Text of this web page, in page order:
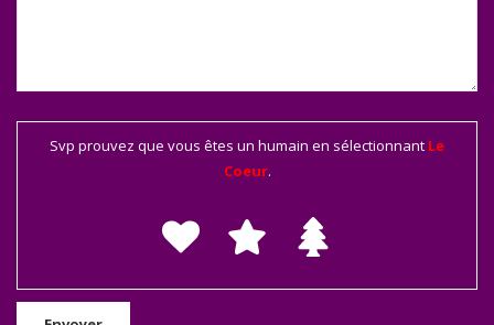
Svp prouvez que vous êtes un humain en sélectionnant Le
Coeur.